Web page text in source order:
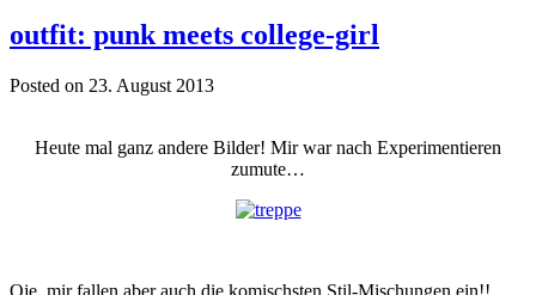
outfit: punk meets college-girl
Posted on 23. August 2013
Heute mal ganz andere Bilder! Mir war nach Experimentieren
zumute…